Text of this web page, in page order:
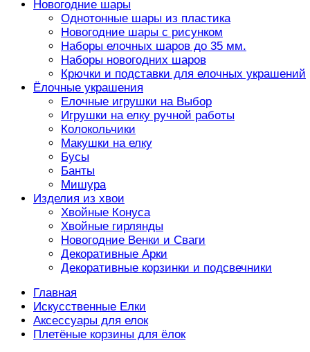
Новогодние шары
Однотонные шары из пластика
Новогодние шары с рисунком
Наборы елочных шаров до 35 мм.
Наборы новогодних шаров
Крючки и подставки для елочных украшений
Ёлочные украшения
Елочные игрушки на Выбор
Игрушки на елку ручной работы
Колокольчики
Макушки на елку
Бусы
Банты
Мишура
Изделия из хвои
Хвойные Конуса
Хвойные гирлянды
Новогодние Венки и Сваги
Декоративные Арки
Декоративные корзинки и подсвечники
Главная
Искусственные Елки
Аксессуары для елок
Плетёные корзины для ёлок